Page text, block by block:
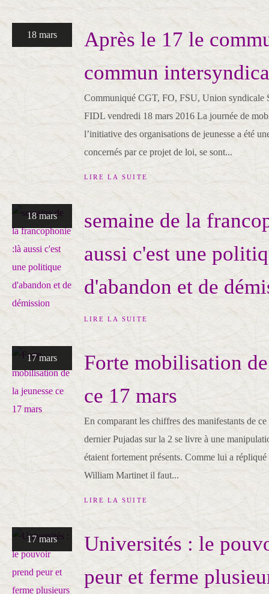
18 mars
Après le 17 le
commun
Communiqué CGT, FO, FSU, Union
FIDL vendredi 18 mars 2016 La journée de
l’initiative des organisations de jeunesse a été
concernés par ce projet de loi, se sont...
LIRE LA SUITE
18 mars
semaine de la
aussi c'est une
d'abandon et de
LIRE LA SUITE
17 mars
Forte mobilisation
ce 17 mars
En comparant les chiffres des manifestants de
dernier Pujadas sur la 2 se livre à une
étaient fortement présents. Comme lui a
William Martinet il faut...
LIRE LA SUITE
17 mars
Universités : le
peur et ferme